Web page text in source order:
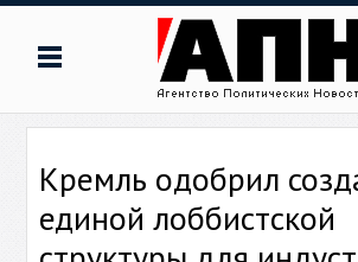
Кремль одобрил
единой лоббистской